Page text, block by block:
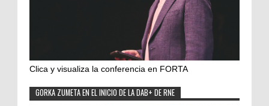
Clica y visualiza la conferencia en FORTA
GORKA ZUMETA EN EL INICIO DE LA DAB+ DE RNE